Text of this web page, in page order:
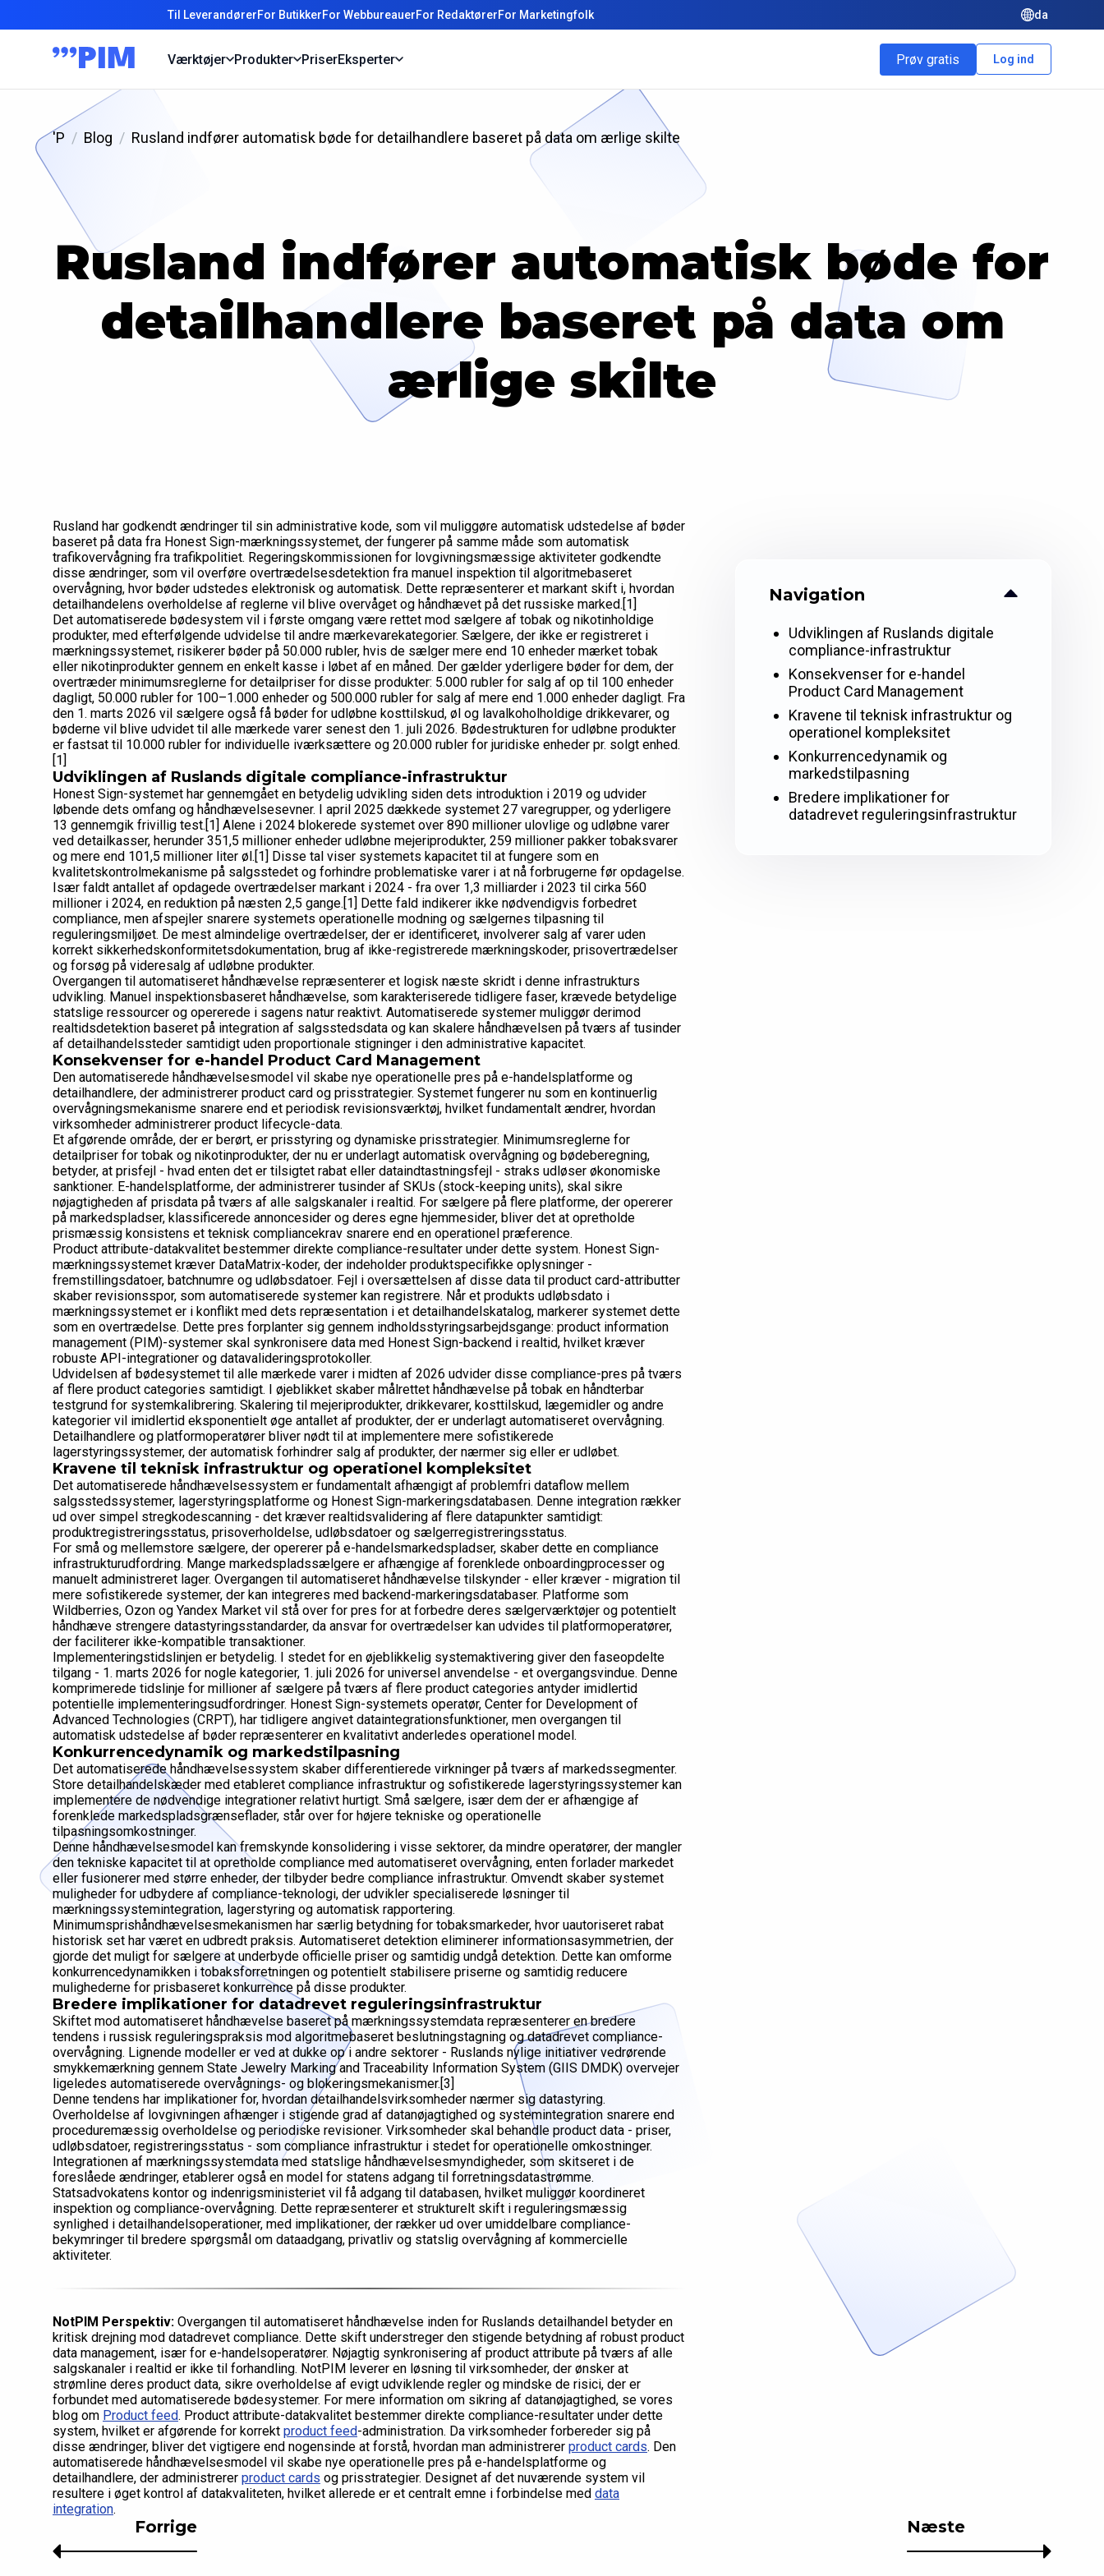
Til LeverandørerFor ButikkerFor WebbureauerFor RedaktørerFor Marketingfolk da
Værktøjer Produkter PriserEksperter Prøv gratis Log ind
'P Blog Rusland indfører automatisk bøde for detailhandlere baseret på data om ærlige skilte
Rusland indfører automatisk bøde for
detailhandlere baseret på data om
ærlige skilte
Rusland har godkendt ændringer til sin administrative kode, som vil muliggøre automatisk udstedelse af bøder
baseret på data fra Honest Sign-mærkningssystemet, der fungerer på samme måde som automatisk
trafikovervågning fra trafikpolitiet. Regeringskommissionen for lovgivningsmæssige aktiviteter godkendte
disse ændringer, som vil overføre overtrædelsesdetektion fra manuel inspektion til algoritmebaseret
overvågning, hvor bøder udstedes elektronisk og automatisk. Dette repræsenterer et markant skift i, hvordan
detailhandelens overholdelse af reglerne vil blive overvåget og håndhævet på det russiske marked.[1]
Det automatiserede bødesystem vil i første omgang være rettet mod sælgere af tobak og nikotinholdige
produkter, med efterfølgende udvidelse til andre mærkevarekategorier. Sælgere, der ikke er registreret i
mærkningssystemet, risikerer bøder på 50.000 rubler, hvis de sælger mere end 10 enheder mærket tobak
eller nikotinprodukter gennem en enkelt kasse i løbet af en måned. Der gælder yderligere bøder for dem, der
overtræder minimumsreglerne for detailpriser for disse produkter: 5.000 rubler for salg af op til 100 enheder
dagligt, 50.000 rubler for 100–1.000 enheder og 500.000 rubler for salg af mere end 1.000 enheder dagligt. Fra
den 1. marts 2026 vil sælgere også få bøder for udløbne kosttilskud, øl og lavalkoholholdige drikkevarer, og
bøderne vil blive udvidet til alle mærkede varer senest den 1. juli 2026. Bødestrukturen for udløbne produkter
er fastsat til 10.000 rubler for individuelle iværksættere og 20.000 rubler for juridiske enheder pr. solgt enhed.
[1]
Udviklingen af Ruslands digitale compliance-infrastruktur
Honest Sign-systemet har gennemgået en betydelig udvikling siden dets introduktion i 2019 og udvider
løbende dets omfang og håndhævelsesevner. I april 2025 dækkede systemet 27 varegrupper, og yderligere
13 gennemgik frivillig test.[1] Alene i 2024 blokerede systemet over 890 millioner ulovlige og udløbne varer
ved detailkasser, herunder 351,5 millioner enheder udløbne mejeriprodukter, 259 millioner pakker tobaksvarer
og mere end 101,5 millioner liter øl.[1] Disse tal viser systemets kapacitet til at fungere som en
kvalitetskontrolmekanisme på salgsstedet og forhindre problematiske varer i at nå forbrugerne før opdagelse.
Især faldt antallet af opdagede overtrædelser markant i 2024 - fra over 1,3 milliarder i 2023 til cirka 560
millioner i 2024, en reduktion på næsten 2,5 gange.[1] Dette fald indikerer ikke nødvendigvis forbedret
compliance, men afspejler snarere systemets operationelle modning og sælgernes tilpasning til
reguleringsmiljøet. De mest almindelige overtrædelser, der er identificeret, involverer salg af varer uden
korrekt sikkerhedskonformitetsdokumentation, brug af ikke-registrerede mærkningskoder, prisovertrædelser
og forsøg på videresalg af udløbne produkter.
Overgangen til automatiseret håndhævelse repræsenterer et logisk næste skridt i denne infrastrukturs
udvikling. Manuel inspektionsbaseret håndhævelse, som karakteriserede tidligere faser, krævede betydelige
statslige ressourcer og opererede i sagens natur reaktivt. Automatiserede systemer muliggør derimod
realtidsdetektion baseret på integration af salgsstedsdata og kan skalere håndhævelsen på tværs af tusinder
af detailhandelssteder samtidigt uden proportionale stigninger i den administrative kapacitet.
Konsekvenser for e-handel Product Card Management
Den automatiserede håndhævelsesmodel vil skabe nye operationelle pres på e-handelsplatforme og
detailhandlere, der administrerer product card og prisstrategier. Systemet fungerer nu som en kontinuerlig
overvågningsmekanisme snarere end et periodisk revisionsværktøj, hvilket fundamentalt ændrer, hvordan
virksomheder administrerer product lifecycle-data.
Et afgørende område, der er berørt, er prisstyring og dynamiske prisstrategier. Minimumsreglerne for
detailpriser for tobak og nikotinprodukter, der nu er underlagt automatisk overvågning og bødeberegning,
betyder, at prisfejl - hvad enten det er tilsigtet rabat eller dataindtastningsfejl - straks udløser økonomiske
sanktioner. E-handelsplatforme, der administrerer tusinder af SKUs (stock-keeping units), skal sikre
nøjagtigheden af prisdata på tværs af alle salgskanaler i realtid. For sælgere på flere platforme, der opererer
på markedspladser, klassificerede annoncesider og deres egne hjemmesider, bliver det at opretholde
prismæssig konsistens et teknisk compliancekrav snarere end en operationel præference.
Product attribute-datakvalitet bestemmer direkte compliance-resultater under dette system. Honest Sign-
mærkningssystemet kræver DataMatrix-koder, der indeholder produktspecifikke oplysninger -
fremstillingsdatoer, batchnumre og udløbsdatoer. Fejl i oversættelsen af disse data til product card-attributter
skaber revisionsspor, som automatiserede systemer kan registrere. Når et produkts udløbsdato i
mærkningssystemet er i konflikt med dets repræsentation i et detailhandelskatalog, markerer systemet dette
som en overtrædelse. Dette pres forplanter sig gennem indholdsstyringsarbejdsgange: product information
management (PIM)-systemer skal synkronisere data med Honest Sign-backend i realtid, hvilket kræver
robuste API-integrationer og datavalideringsprotokoller.
Udvidelsen af bødesystemet til alle mærkede varer i midten af 2026 udvider disse compliance-pres på tværs
af flere product categories samtidigt. I øjeblikket skaber målrettet håndhævelse på tobak en håndterbar
testgrund for systemkalibrering. Skalering til mejeriprodukter, drikkevarer, kosttilskud, lægemidler og andre
kategorier vil imidlertid eksponentielt øge antallet af produkter, der er underlagt automatiseret overvågning.
Detailhandlere og platformoperatører bliver nødt til at implementere mere sofistikerede
lagerstyringssystemer, der automatisk forhindrer salg af produkter, der nærmer sig eller er udløbet.
Kravene til teknisk infrastruktur og operationel kompleksitet
Det automatiserede håndhævelsessystem er fundamentalt afhængigt af problemfri dataflow mellem
salgsstedssystemer, lagerstyringsplatforme og Honest Sign-markeringsdatabasen. Denne integration rækker
ud over simpel stregkodescanning - det kræver realtidsvalidering af flere datapunkter samtidigt:
produktregistreringsstatus, prisoverholdelse, udløbsdatoer og sælgerregistreringsstatus.
For små og mellemstore sælgere, der opererer på e-handelsmarkedspladser, skaber dette en compliance
infrastrukturudfordring. Mange markedspladssælgere er afhængige af forenklede onboardingprocesser og
manuelt administreret lager. Overgangen til automatiseret håndhævelse tilskynder - eller kræver - migration til
mere sofistikerede systemer, der kan integreres med backend-markeringsdatabaser. Platforme som
Wildberries, Ozon og Yandex Market vil stå over for pres for at forbedre deres sælgerværktøjer og potentielt
håndhæve strengere datastyringsstandarder, da ansvar for overtrædelser kan udvides til platformoperatører,
der faciliterer ikke-kompatible transaktioner.
Implementeringstidslinjen er betydelig. I stedet for en øjeblikkelig systemaktivering giver den faseopdelte
tilgang - 1. marts 2026 for nogle kategorier, 1. juli 2026 for universel anvendelse - et overgangsvindue. Denne
komprimerede tidslinje for millioner af sælgere på tværs af flere product categories antyder imidlertid
potentielle implementeringsudfordringer. Honest Sign-systemets operatør, Center for Development of
Advanced Technologies (CRPT), har tidligere angivet dataintegrationsfunktioner, men overgangen til
automatisk udstedelse af bøder repræsenterer en kvalitativt anderledes operationel model.
Konkurrencedynamik og markedstilpasning
Det automatiserede håndhævelsessystem skaber differentierede virkninger på tværs af markedssegmenter.
Store detailhandelskæder med etableret compliance infrastruktur og sofistikerede lagerstyringssystemer kan
implementere de nødvendige integrationer relativt hurtigt. Små sælgere, især dem der er afhængige af
forenklede markedspladsgrænseflader, står over for højere tekniske og operationelle
tilpasningsomkostninger.
Denne håndhævelsesmodel kan fremskynde konsolidering i visse sektorer, da mindre operatører, der mangler
den tekniske kapacitet til at opretholde compliance med automatiseret overvågning, enten forlader markedet
eller fusionerer med større enheder, der tilbyder bedre compliance infrastruktur. Omvendt skaber systemet
muligheder for udbydere af compliance-teknologi, der udvikler specialiserede løsninger til
mærkningssystemintegration, lagerstyring og automatisk rapportering.
Minimumsprishåndhævelsesmekanismen har særlig betydning for tobaksmarkeder, hvor uautoriseret rabat
historisk set har været en udbredt praksis. Automatiseret detektion eliminerer informationsasymmetrien, der
gjorde det muligt for sælgere at underbyde officielle priser og samtidig undgå detektion. Dette kan omforme
konkurrencedynamikken i tobaksforretningen og potentielt stabilisere priserne og samtidig reducere
mulighederne for prisbaseret konkurrence på disse produkter.
Bredere implikationer for datadrevet reguleringsinfrastruktur
Skiftet mod automatiseret håndhævelse baseret på mærkningssystemdata repræsenterer en bredere
tendens i russisk reguleringspraksis mod algoritmebaseret beslutningstagning og datadrevet compliance-
overvågning. Lignende modeller er ved at dukke op i andre sektorer - Ruslands nylige initiativer vedrørende
smykkemærkning gennem State Jewelry Marking and Traceability Information System (GIIS DMDK) overvejer
ligeledes automatiserede overvågnings- og blokeringsmekanismer.[3]
Denne tendens har implikationer for, hvordan detailhandelsvirksomheder nærmer sig datastyring.
Overholdelse af lovgivningen afhænger i stigende grad af datanøjagtighed og systemintegration snarere end
proceduremæssig overholdelse og periodiske revisioner. Virksomheder skal behandle product data - priser,
udløbsdatoer, registreringsstatus - som compliance infrastruktur i stedet for operationelle omkostninger.
Integrationen af mærkningssystemdata med statslige håndhævelsesmyndigheder, som skitseret i de
foreslåede ændringer, etablerer også en model for statens adgang til forretningsdatastrømme.
Statsadvokatens kontor og indenrigsministeriet vil få adgang til databasen, hvilket muliggør koordineret
inspektion og compliance-overvågning. Dette repræsenterer et strukturelt skift i reguleringsmæssig
synlighed i detailhandelsoperationer, med implikationer, der rækker ud over umiddelbare compliance-
bekymringer til bredere spørgsmål om dataadgang, privatliv og statslig overvågning af kommercielle
aktiviteter.
NotPIM Perspektiv: Overgangen til automatiseret håndhævelse inden for Ruslands detailhandel betyder en
kritisk drejning mod datadrevet compliance. Dette skift understreger den stigende betydning af robust product
data management, især for e-handelsoperatører. Nøjagtig synkronisering af product attribute på tværs af alle
salgskanaler i realtid er ikke til forhandling. NotPIM leverer en løsning til virksomheder, der ønsker at
strømline deres product data, sikre overholdelse af evigt udviklende regler og mindske de risici, der er
forbundet med automatiserede bødesystemer. For mere information om sikring af datanøjagtighed, se vores
blog om Product feed. Product attribute-datakvalitet bestemmer direkte compliance-resultater under dette
system, hvilket er afgørende for korrekt product feed-administration. Da virksomheder forbereder sig på
disse ændringer, bliver det vigtigere end nogensinde at forstå, hvordan man administrerer product cards. Den
automatiserede håndhævelsesmodel vil skabe nye operationelle pres på e-handelsplatforme og
detailhandlere, der administrerer product cards og prisstrategier. Designet af det nuværende system vil
resultere i øget kontrol af datakvaliteten, hvilket allerede er et centralt emne i forbindelse med data
integration.
Navigation
Udviklingen af Ruslands digitale
compliance-infrastruktur
Konsekvenser for e-handel
Product Card Management
Kravene til teknisk infrastruktur og
operationel kompleksitet
Konkurrencedynamik og
markedstilpasning
Bredere implikationer for
datadrevet reguleringsinfrastruktur
Næste
Forrige